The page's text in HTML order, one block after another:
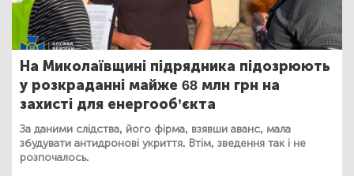
На Миколаївщині підрядника підозрюють
у розкраданні майже 68 млн грн на
захисті для енергооб’єкта
За даними слідства, його фірма, взявши аванс, мала
збудувати антидронові укриття. Втім, зведення так і не
розпочалось.